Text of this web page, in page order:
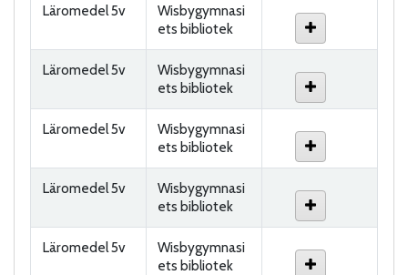
Läromedel 5v
Wisbygymnasi
ets bibliotek
Läromedel 5v
Wisbygymnasi
ets bibliotek
Läromedel 5v
Wisbygymnasi
ets bibliotek
Läromedel 5v
Wisbygymnasi
ets bibliotek
Läromedel 5v
Wisbygymnasi
ets bibliotek